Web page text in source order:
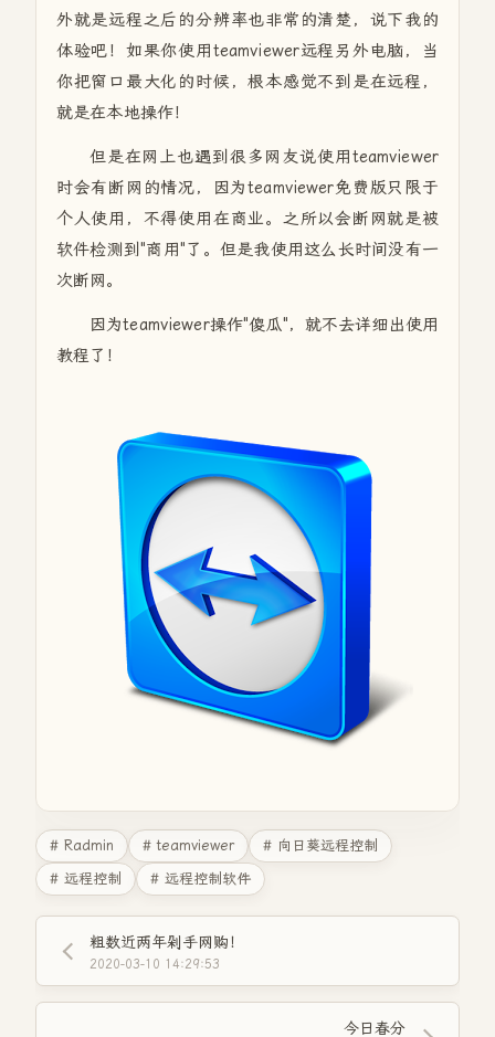
外就是远程之后的分辨率也非常的清楚，说下我的
体验吧！如果你使用teamviewer远程另外电脑，当
你把窗口最大化的时候，根本感觉不到是在远程，
就是在本地操作！
但是在网上也遇到很多网友说使用teamviewer
时会有断网的情况，因为teamviewer免费版只限于
个人使用，不得使用在商业。之所以会断网就是被
软件检测到"商用"了。但是我使用这么长时间没有一
次断网。
因为teamviewer操作"傻瓜"，就不去详细出使用
教程了！
# Radmin # teamviewer
# 向日葵远程控制
# 远程控制
# 远程控制软件
粗数近两年剁手网购！
2020-03-10 14:29:53
今日春分